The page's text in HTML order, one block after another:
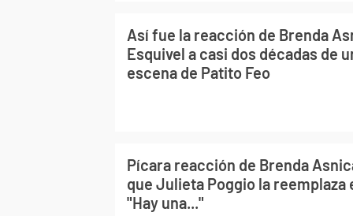
Así fue la reacción de Brenda
Esquivel a casi dos décadas de
escena de Patito Feo
Pícara reacción de Brenda
que Julieta Poggio la reemplaza
"Hay una..."